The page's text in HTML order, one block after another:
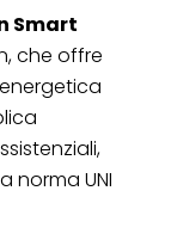
Smart
che offre
norma UNI